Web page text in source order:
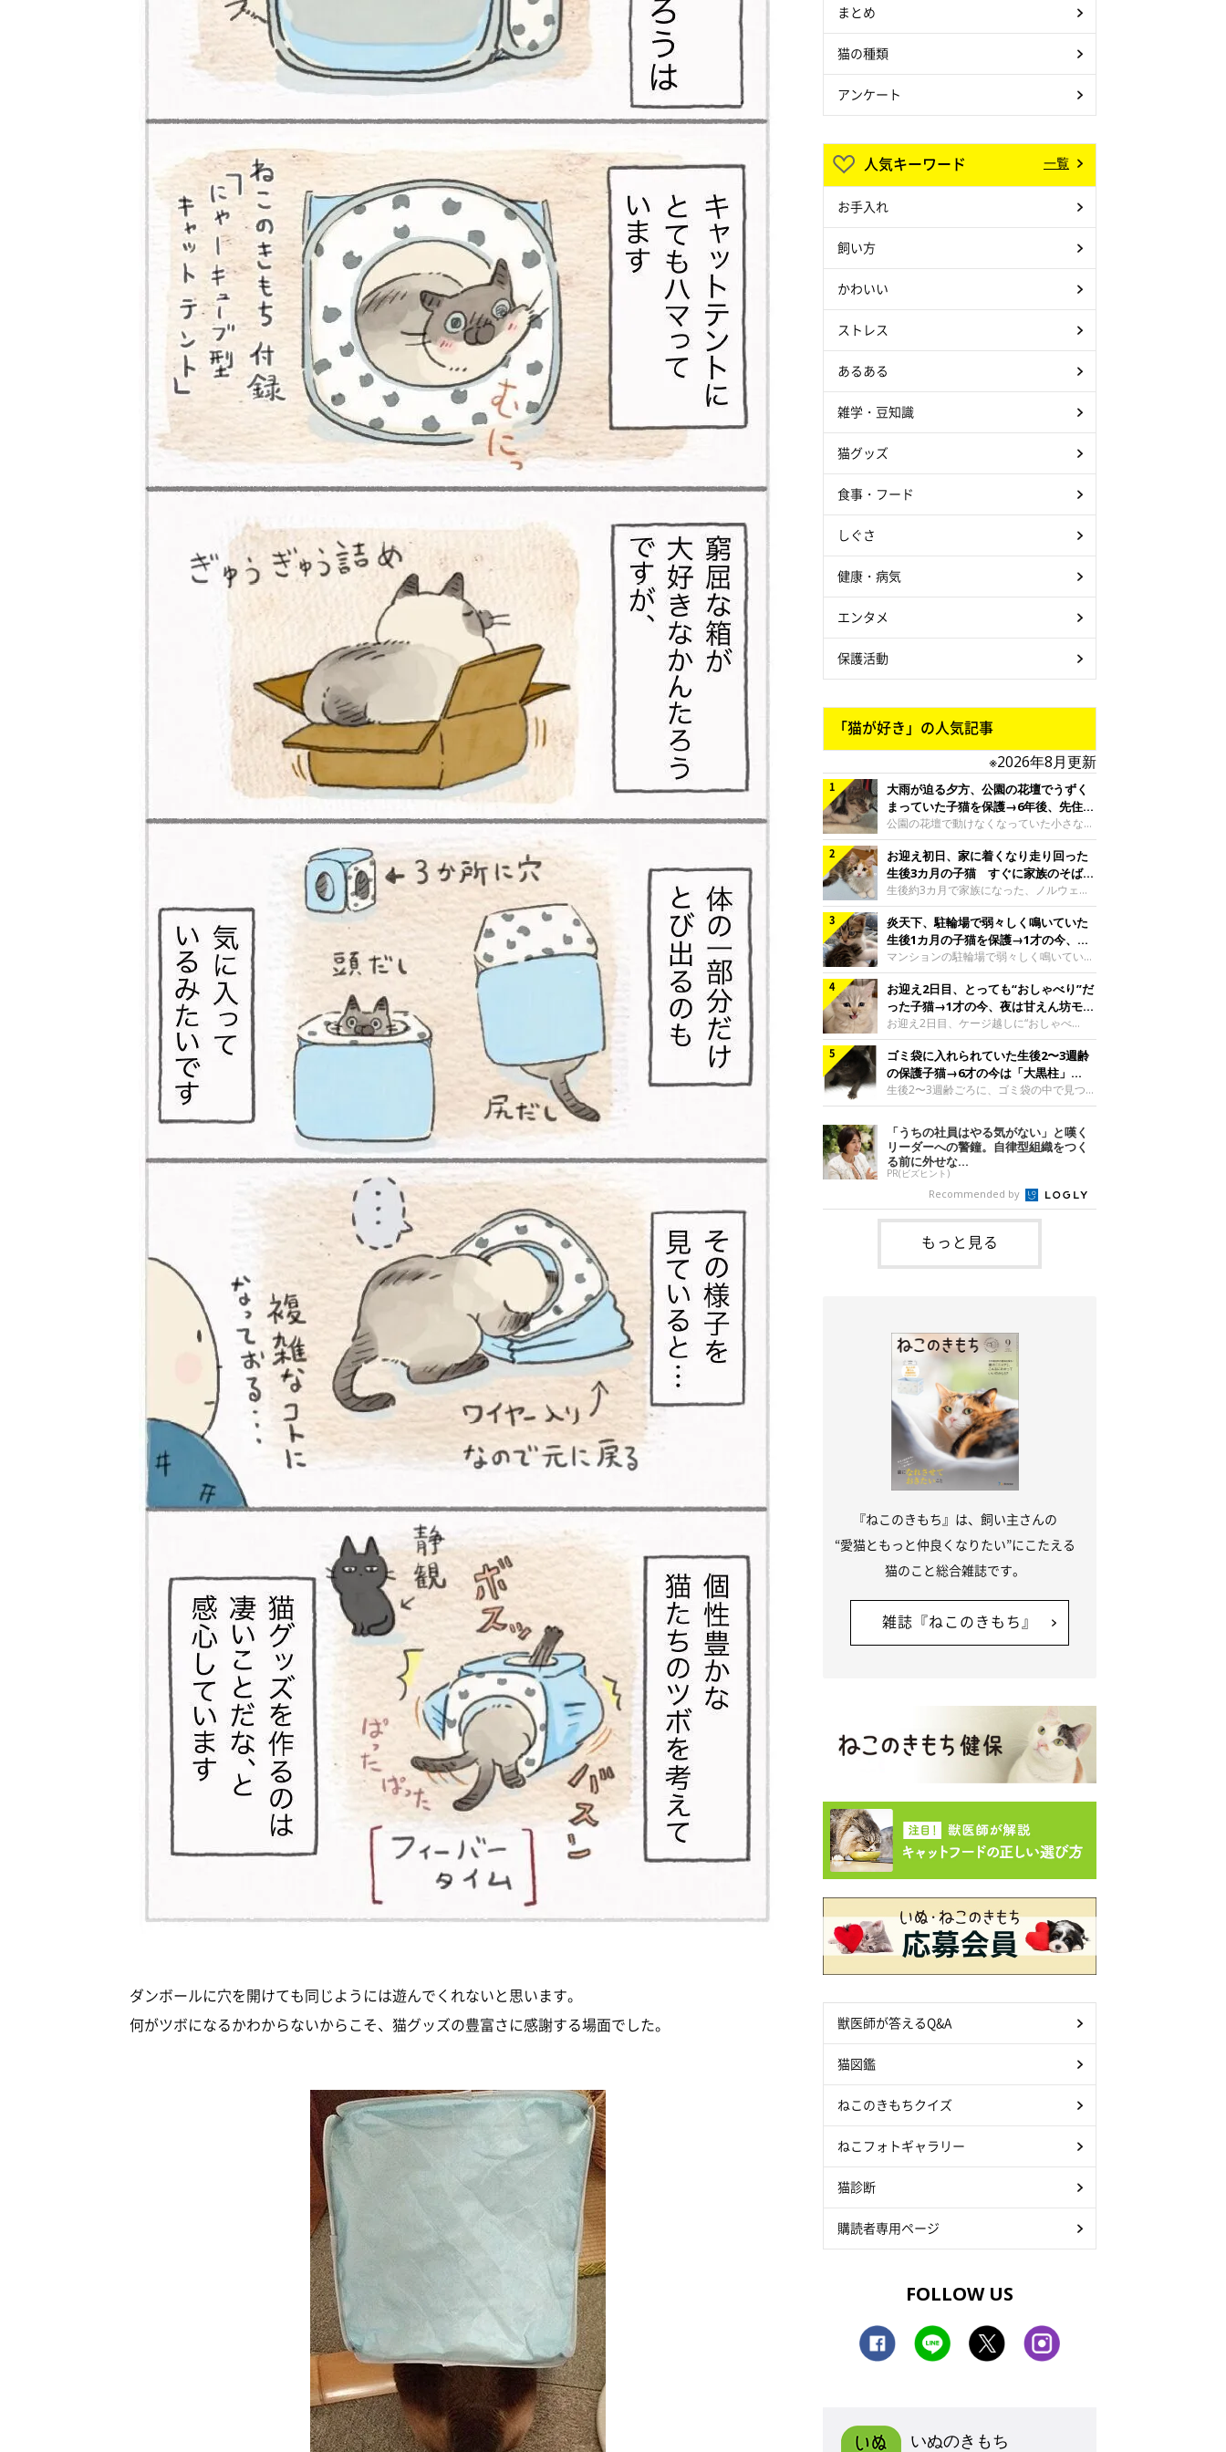
ダンボールに穴を開けても同じようには遊んでくれないと思います。
何がツボになるかわからないからこそ、猫グッズの豊富さに感謝する場面でした。
まとめ
猫の種類
アンケート
人気キーワード 一覧
お手入れ
飼い方
かわいい
ストレス
あるある
雑学・豆知識
猫グッズ
食事・フード
しぐさ
健康・病気
エンタメ
保護活動
「猫が好き」の人気記事
※2026年8月更新
大雨が迫る夕方、公園の花壇でうずく
まっていた子猫を保護→6年後、先住猫
と“姉妹”のような関係に
公園の花壇で動けなくなっていた小さな子
猫。家族に迎えられてから6年、先住猫と
の間には深い絆が育まれていました。保護
当時のティダちゃん。
@muumuu62197189紹介するのは、
X（旧Twitter）ユーザー
@muumuu62197189さんの愛猫・ティダ
ちゃん（取材時6才）の成長記録です。こ
ちらは、生後3カ月ごろのティダちゃん。
飼い主さんが出会ったのは、夜から大雨に
なると予報されていた日の夕方でした。花
壇で動けずにいた子猫保護したばかりのテ
ィダちゃん。@muumuu62197189飼い主
さんは、公園の
お迎え初日、家に着くなり走り回った
生後3カ月の子猫 すぐに家族のそばで
落ち着く姿に「迎えてよかった」
生後約3カ月で家族になった、ノルウェー
ジャンフォレストキャットの子猫。お迎え
翌日には、すでに家でくつろぐ様子を見せ
ていました。お迎え翌日、ベッドでうとう
とするむうちゃんお迎え翌日のむうちゃ
ん。@umimugi0304紹介するのは、
Instagramユーザー@umimugi0304さんの
愛猫・むうちゃん（撮影時、生後約3カ月
／ノルウェージャンフォレストキャッ
ト）。こちらは、お迎え翌日に撮影された
一枚。ゴハンをお腹いっぱい食べたむうち
ゃんは眠くなり、飼い主さん夫婦のベッド
でうとうとし始めたのだとか。飼い主さ
炎天下、駐輪場で弱々しく鳴いていた
生後1カ月の子猫を保護→1才の今、筋
肉質でツンデレなコに成長
マンションの駐輪場で弱々しく鳴いてい
た、生後1カ月ほどの子猫。家族に迎えら
れてから1年、体も行動も大きく成長しま
した。炎天下の駐輪場で鳴いていた小さな
子猫保護当時のモモちゃん。@Kingponzu
紹介するのは、X（旧Twitter）ユーザー
@Kingponzuさんの愛猫・モモちゃん（取
材時1才）の成長記録です。こちらは、モ
モちゃんが生後1カ月ごろに撮影された一
枚。飼い主さんの自宅マンションの駐輪場
です。子猫時代のモモちゃん。
@Kingponzuその日は気温が35℃を
お迎え2日目、とっても“おしゃべり”だ
った子猫→1才の今、夜は甘えん坊モー
ドになるコに成長！
お迎え2日目、ケージ越しに“おしゃべ
り”する姿を見せていた子猫。1才になった
今も見せる愛らしい姿にキュンとします。
お迎え2日目、ケージ越しに何かを伝える
ももちゃん“おしゃべり”なももちゃん。
@poocoonyan紹介するのは、Instagram
ユーザー@poocoonyanさんの愛猫・もも
ちゃん（取材時1才／マンチカン）です。
こちらの動画は、ももちゃんが生後2カ月
を過ぎたころ、お迎え2日目に撮影された
もの。新しい環境にゆっくり慣れてもらう
ため、当時はケージの中で過ごしていまし
た。鳴いてアピールするももち
ゴミ袋に入れられていた生後2〜3週齢
の保護子猫→6才の今は「大黒柱」
に！ 美しい黒猫に成長した姿にグッ
とくる
生後2〜3週齢ごろに、ゴミ袋の中で見つか
った小さな命。ミルクから育てられたその
子猫は今、家族に欠かせない存在へと成長
しました。ゴミ袋の中で見つかった、ミニ
モグラのような子猫よちよち歩きをしてい
たころの、生後2〜3週齢ごろのドンちゃ
ん。@doddou_1今回紹介するのは、
X（旧Twitter）ユーザー@doddou_1さん
の愛猫・ドンちゃん（取材時、推定6才／
本名：ドミトリー・ドンスコイ）。ドンち
ゃんは、保護猫でした。ドンちゃんが見つ
かったのは、飼い主さんの姉の勤め先の敷
「うちの社員はやる気がない」と嘆く
リーダーへの警鐘。自律型組織をつく
る前に外せな...
PR(ビズヒント)
Recommended by
もっと見る
『ねこのきもち』は、飼い主さんの
“愛猫ともっと仲良くなりたい”にこたえる
猫のこと総合雑誌です。
雑誌『ねこのきもち』
獣医師が答えるQ&A
猫図鑑
ねこのきもちクイズ
ねこフォトギャラリー
猫診断
購読者専用ページ
FOLLOW US
いぬのきもち